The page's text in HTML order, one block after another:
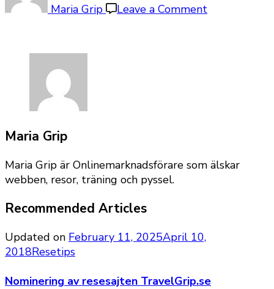
Maria Grip Leave a Comment
Maria Grip
Maria Grip är Onlinemarknadsförare som älskar
webben, resor, träning och pyssel.
Recommended Articles
Updated on February 11, 2025April 10,
2018Resetips
Nominering av resesajten TravelGrip.se